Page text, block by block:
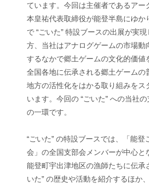
ています。今回は主催者であるアー
本皇祐代表取締役が能登半島にゆか
で “ごいた” 特設ブースの出展が実
方、当社はアナログゲームの市場動
するなかで郷土ゲームの文化的価値
全国各地に伝承される郷土ゲームの
地方の活性化をはかる取り組みをス
います。今回の “ごいた” への当社
の一環です。
“ごいた” の特設ブースでは、「能登
会」の全国支部会メンバーが中心と
能登町宇出津地区の漁師たちに伝承
いた” の歴史や活動を紹介するほか